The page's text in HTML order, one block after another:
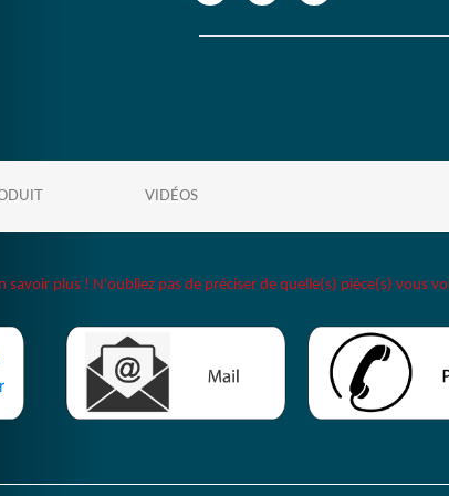
VIDÉOS
plus ! N'oubliez pas de préciser de quelle(s) pièce(s) vous